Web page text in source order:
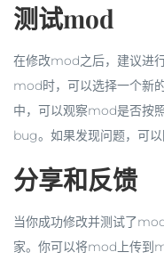
测试mod
在修改mod之后，建议进
mod时，可以选择一个新
中，可以观察mod是否按
bug。如果发现问题，可
分享和反馈
当你成功修改并测试了
家。你可以将mod上传到